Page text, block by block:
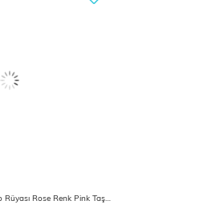
Effective Diamond Milano Rüyası Rose Renk Pink Taşlı Gümüş Bileklik